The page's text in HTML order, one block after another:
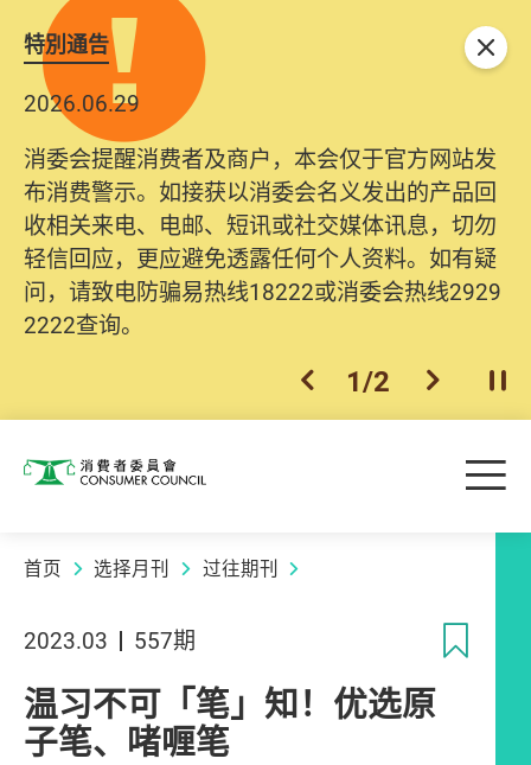
特別通告
2026.06.29
消委会提醒消费者及商户，本会仅于官方网站发
布消费警示。如接获以消委会名义发出的产品回
收相关来电、电邮、短讯或社交媒体讯息，切勿
轻信回应，更应避免透露任何个人资料。如有疑
问，请致电防骗易热线18222或消委会热线2929
2222查询。
上一个
1/2 下一个开
关闭
消费者委员会 目
首页 选择月刊 过往期刊
2023.03 557期
温习不可「笔」知！优选原
子笔、啫喱笔